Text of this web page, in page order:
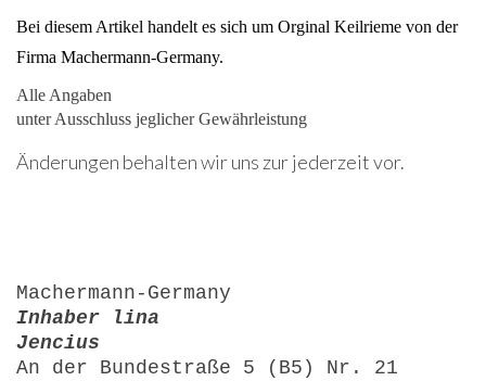
Bei diesem Artikel handelt es sich um Orginal Keilrieme von der
Firma Machermann-Germany.
Alle Angaben
unter Ausschluss jeglicher Gewährleistung
Änderungen behalten wir uns zur jederzeit vor.
Machermann-Germany
Inhaber lina
Jencius
An der Bundestraße 5 (B5) Nr. 21